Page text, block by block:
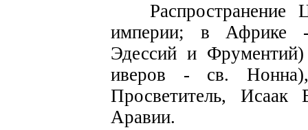
империи; в Африке
Эдессий и Фрументий)
иверов - св.
Просветитель,
Аравии.